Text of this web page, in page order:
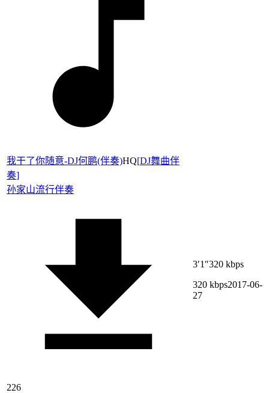
我干了你随意-DJ何鹏(伴奏)HQ[DJ舞曲伴
奏]
孙家山流行伴奏
226
3′1″320 kbps
320 kbps2017-06-
27